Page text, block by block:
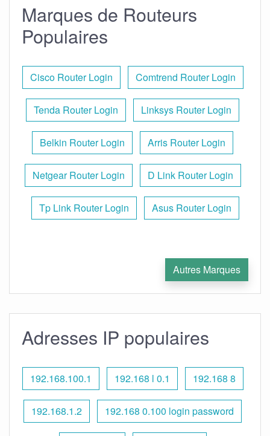
Marques de Routeurs
Populaires
Cisco Router Login Comtrend Router Login
Tenda Router Login Linksys Router Login
Belkin Router Login Arris Router Login
Netgear Router Login D Link Router Login
Tp Link Router Login Asus Router Login
Autres Marques
Adresses IP populaires
192.168.100.1 192.168 l 0.1 192.168 8
192.168.1.2 192.168 0.100 login password